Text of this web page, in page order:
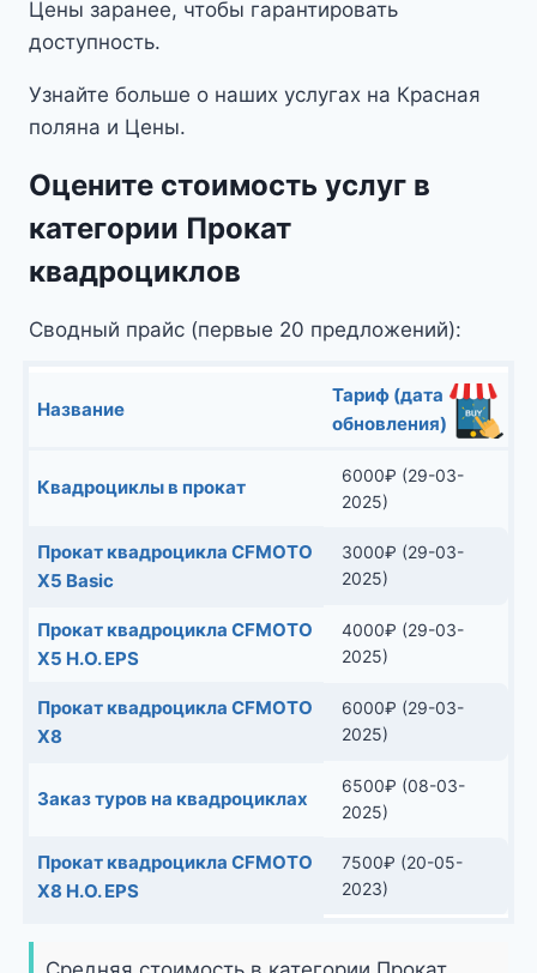
Цены заранее, чтобы гарантировать
доступность.
Узнайте больше о наших услугах на Красная
поляна и Цены.
Оцените стоимость услуг в
категории Прокат
квадроциклов
Сводный прайс (первые 20 предложений):
Название
Тариф (дата
обновления)
Квадроциклы в прокат
6000₽ (29-03-
2025)
Прокат квадроцикла CFMOTO
X5 Basic
3000₽ (29-03-
2025)
Прокат квадроцикла CFMOTO
X5 H.O. EPS
4000₽ (29-03-
2025)
Прокат квадроцикла CFMOTO
X8
6000₽ (29-03-
2025)
Заказ туров на квадроциклах
6500₽ (08-03-
2025)
Прокат квадроцикла CFMOTO
X8 H.O. EPS
7500₽ (20-05-
2023)